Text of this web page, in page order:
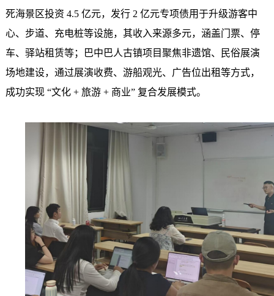
死海景区投资 4.5 亿元，发行 2 亿元专项债用于升级游客中
心、步道、充电桩等设施，其收入来源多元，涵盖门票、停
车、驿站租赁等；巴中巴人古镇项目聚焦非遗馆、民俗展演
场地建设，通过展演收费、游船观光、广告位出租等方式，
成功实现 “文化 + 旅游 + 商业” 复合发展模式。